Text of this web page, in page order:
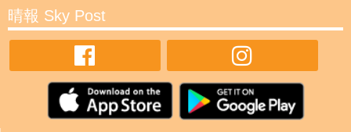
晴報 Sky Post